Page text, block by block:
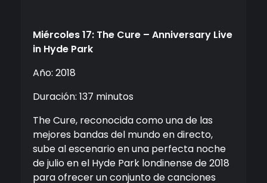
Miércoles 17: The Cure – Anniversary Live
in Hyde Park
Año: 2018
Duración: 137 minutos
The Cure, reconocida como una de las
mejores bandas del mundo en directo,
sube al escenario en una perfecta noche
de julio en el Hyde Park londinense de 2018
para ofrecer un conjunto de canciones